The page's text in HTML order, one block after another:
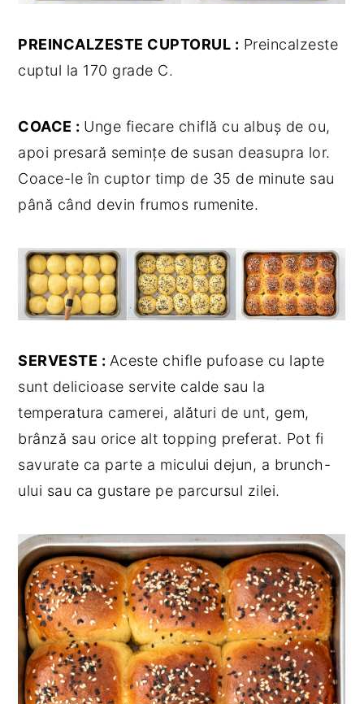
PREINCALZESTE CUPTORUL : Preincalzeste
cuptul la 170 grade C.
COACE : Unge fiecare chiflă cu albuș de ou,
apoi presară semințe de susan deasupra lor.
Coace-le în cuptor timp de 35 de minute sau
până când devin frumos rumenite.
SERVESTE : Aceste chifle pufoase cu lapte
sunt delicioase servite calde sau la
temperatura camerei, alături de unt, gem,
brânză sau orice alt topping preferat. Pot fi
savurate ca parte a micului dejun, a brunch-
ului sau ca gustare pe parcursul zilei.